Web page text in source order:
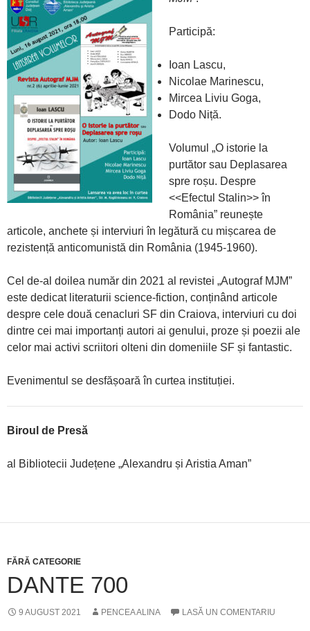
Participă:
Ioan Lascu,
Nicolae Marinescu,
Mircea Liviu Goga,
Dodo Niță.
Volumul „O istorie la
purtător sau Deplasarea
spre roșu. Despre
<<Efectul Stalin>> în
România” reunește
articole, anchete și interviuri în legătură cu mișcarea de
rezistență anticomunistă din România (1945-1960).
Cel de-al doilea număr din 2021 al revistei „Autograf MJM”
este dedicat literaturii science-fiction, conținând articole
despre cele două cenacluri SF din Craiova, interviuri cu doi
dintre cei mai importanți autori ai genului, proze și poezii ale
celor mai activi scriitori olteni din domeniile SF și fantastic.
Evenimentul se desfășoară în curtea instituției.
Biroul de Presă
al Bibliotecii Județene „Alexandru și Aristia Aman”
FĂRĂ CATEGORIE
DANTE 700
9 AUGUST 2021 PENCEA ALINA LASĂ UN COMENTARIU